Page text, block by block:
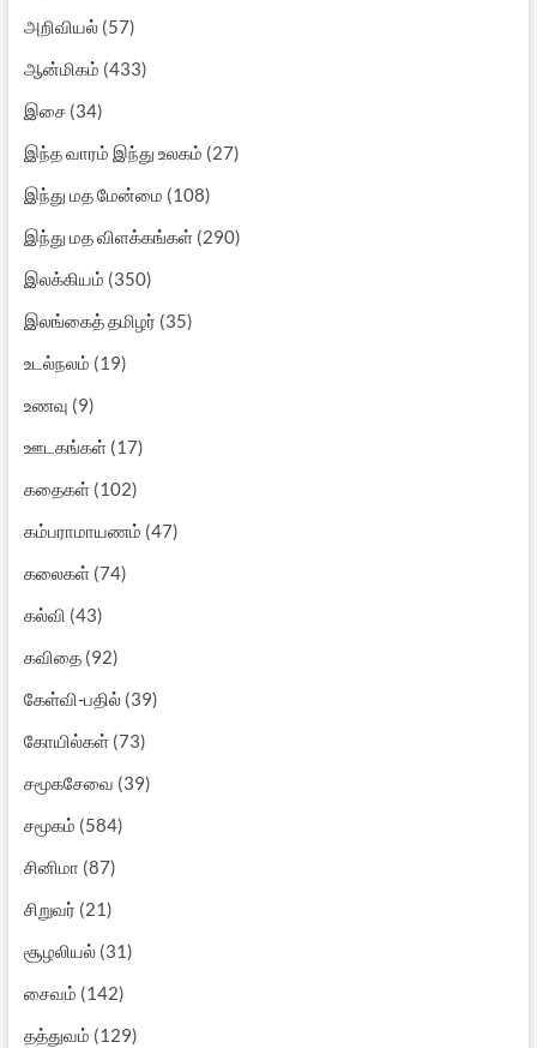
அறிவியல்(57)
ஆன்மிகம் (433)
இசை(34)
இந்த வாரம் இந்து உலகம் (27)
இந்து மத மேன்மை (108)
இந்து மத விளக்கங்கள்(290)
இலக்கியம் (350)
இலங்கைத் தமிழர் (35)
உடல்நலம் (19)
உணவு (9)
ஊடகங்கள்(17)
கதைகள்(102)
கம்பராமாயணம் (47)
கலைகள்(74)
கல்வி (43)
கவிதை(92)
கேள்வி-பதில்(39)
கோயில்கள்(73)
சமூகசேவை (39)
சமூகம் (584)
சினிமா (87)
சிறுவர் (21)
சூழலியல்(31)
சைவம் (142)
தத்துவம் (129)